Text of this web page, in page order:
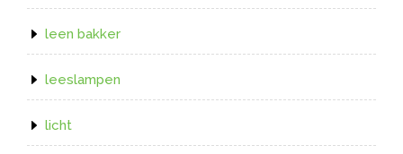
leen bakker
leeslampen
licht